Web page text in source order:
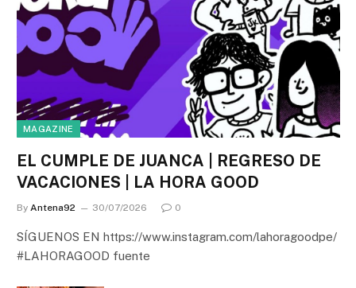
MAGAZINE
EL CUMPLE DE JUANCA | REGRESO DE
VACACIONES | LA HORA GOOD
By Antena92 30/07/2026 0
SÍGUENOS EN https://www.instagram.com/lahoragoodpe/
#LAHORAGOOD fuente